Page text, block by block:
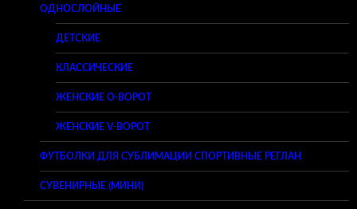
ОДНОСЛОЙНЫЕ
ДЕТСКИЕ
КЛАССИЧЕСКИЕ
ЖЕНСКИЕ O-ВОРОТ
ЖЕНСКИЕ V-ВОРОТ
ФУТБОЛКИ ДЛЯ СУБЛИМАЦИИ СПОРТИВНЫЕ РЕГЛАН
СУВЕНИРНЫЕ (МИНИ)